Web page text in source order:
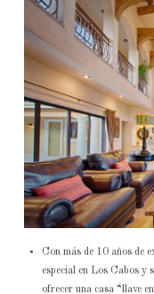
Con más de 10 años de
especial en Los Cabos y
ofrecer una casa “llave